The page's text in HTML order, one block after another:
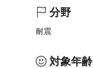
分野
耐震
対象年齢